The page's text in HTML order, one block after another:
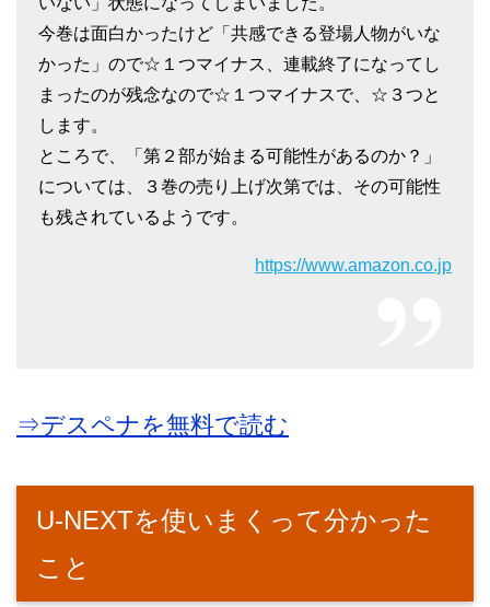
今巻は面白かったけど「共感できる登場人物がいな
かった」ので☆１つマイナス、連載終了になってし
まったのが残念なので☆１つマイナスで、☆３つと
します。
ところで、「第２部が始まる可能性があるのか？」
については、３巻の売り上げ次第では、その可能性
も残されているようです。
https://www.amazon.co.jp
⇒デスペナを無料で読む
U-NEXTを使いまくって分かった
こと